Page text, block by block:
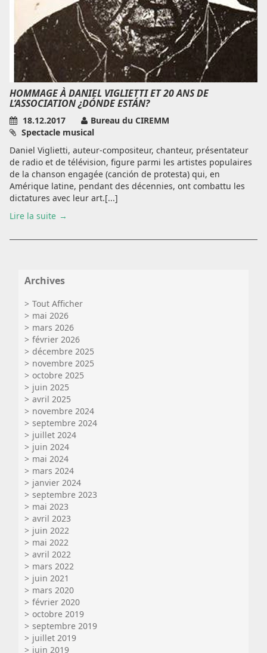
HOMMAGE À DANIEL VIGLIETTI ET 20 ANS DE
L’ASSOCIATION ¿DÓNDE ESTÁN?
18.12.2017
Bureau du CIREMM
Spectacle musical
Daniel Viglietti, auteur-compositeur, chanteur, présentateur
de radio et de télévision, figure parmi les artistes populaires
de la chanson engagée (canción de protesta) qui, en
Amérique latine, pendant des décennies, ont combattu les
dictatures avec leur art.[...]
Lire la suite
Archives
Tout Afficher
mai 2026
mars 2026
février 2026
décembre 2025
novembre 2025
octobre 2025
juin 2025
avril 2025
novembre 2024
septembre 2024
juillet 2024
juin 2024
mai 2024
mars 2024
janvier 2024
septembre 2023
mai 2023
avril 2023
juin 2022
mai 2022
avril 2022
mars 2022
juin 2021
mars 2020
février 2020
octobre 2019
septembre 2019
juillet 2019
juin 2019